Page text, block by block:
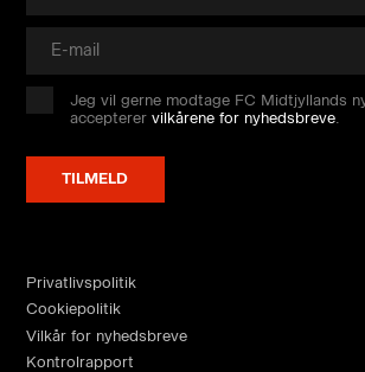
Jeg vil gerne modtage FC Midtjyllands
accepterervilkårene for nyhedsbreve.
Privatlivspolitik
Cookiepolitik
Vilkår for nyhedsbreve
Kontrolrapport